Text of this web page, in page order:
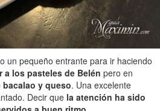
un pequeño entrante para ir haciendo
a los pasteles de Belén pero en
bacalao y queso. Una excelente
Decir que la atención ha sido